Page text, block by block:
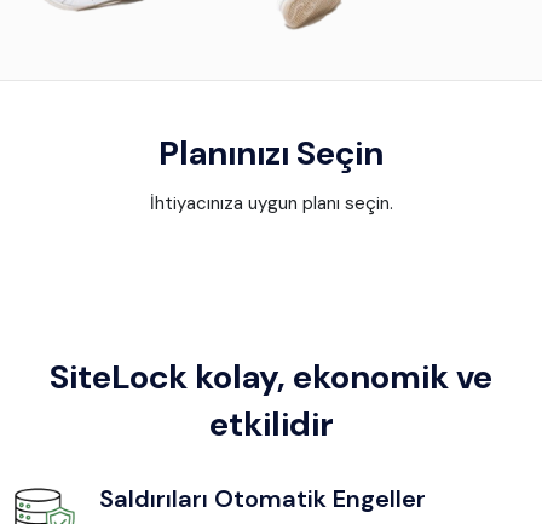
Planınızı Seçin
İhtiyacınıza uygun planı seçin.
SiteLock kolay, ekonomik ve
etkilidir
Saldırıları Otomatik Engeller